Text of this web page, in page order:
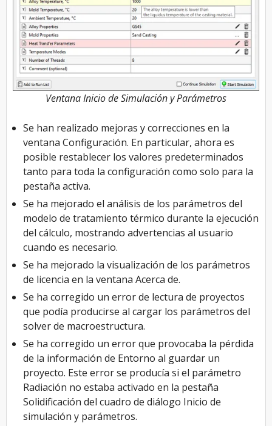
Ventana Inicio de Simulación y Parámetros
Se han realizado mejoras y correcciones en la
ventana Configuración. En particular, ahora es
posible restablecer los valores predeterminados
tanto para toda la configuración como solo para la
pestaña activa.
Se ha mejorado el análisis de los parámetros del
modelo de tratamiento térmico durante la ejecución
del cálculo, mostrando advertencias al usuario
cuando es necesario.
Se ha mejorado la visualización de los parámetros
de licencia en la ventana Acerca de.
Se ha corregido un error de lectura de proyectos
que podía producirse al cargar los parámetros del
solver de macroestructura.
Se ha corregido un error que provocaba la pérdida
de la información de Entorno al guardar un
proyecto. Este error se producía si el parámetro
Radiación no estaba activado en la pestaña
Solidificación del cuadro de diálogo Inicio de
simulación y parámetros.